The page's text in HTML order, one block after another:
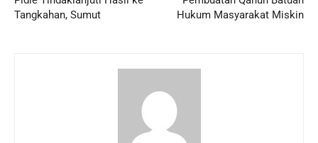
Tangkahan, Sumut
Hukum Masyarakat Miskin